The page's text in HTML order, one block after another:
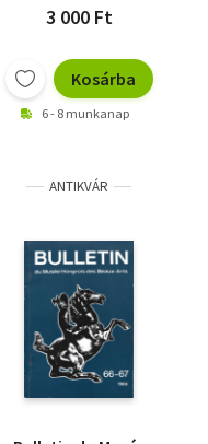
3 000 Ft
Kosárba
6 - 8 munkanap
ANTIKVÁR